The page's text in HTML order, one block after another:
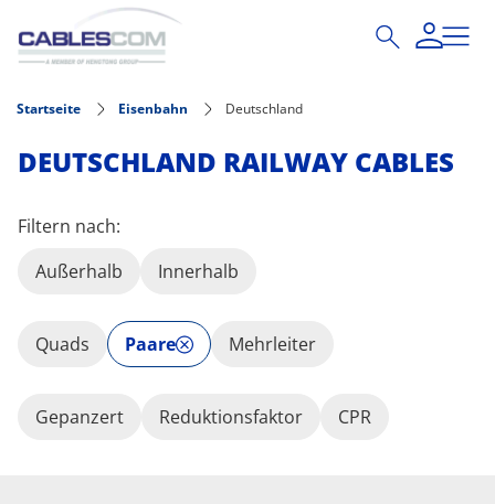
Direkt zum Inhalt
Startseite Eisenbahn Deutschland
DEUTSCHLAND RAILWAY CABLES
Filtern nach:
Außerhalb
Innerhalb
Quads Paare Mehrleiter
Gepanzert Reduktionsfaktor CPR